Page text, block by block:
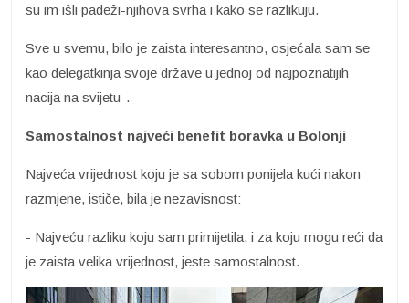
su im išli padeži-njihova svrha i kako se razlikuju.
Sve u svemu, bilo je zaista interesantno, osjećala sam se
kao delegatkinja svoje države u jednoj od najpoznatijih
nacija na svijetu-.
Samostalnost najveći benefit boravka u Bolonji
Najveća vrijednost koju je sa sobom ponijela kući nakon
razmjene, ističe, bila je nezavisnost:
- Najveću razliku koju sam primijetila, i za koju mogu reći da
je zaista velika vrijednost, jeste samostalnost.